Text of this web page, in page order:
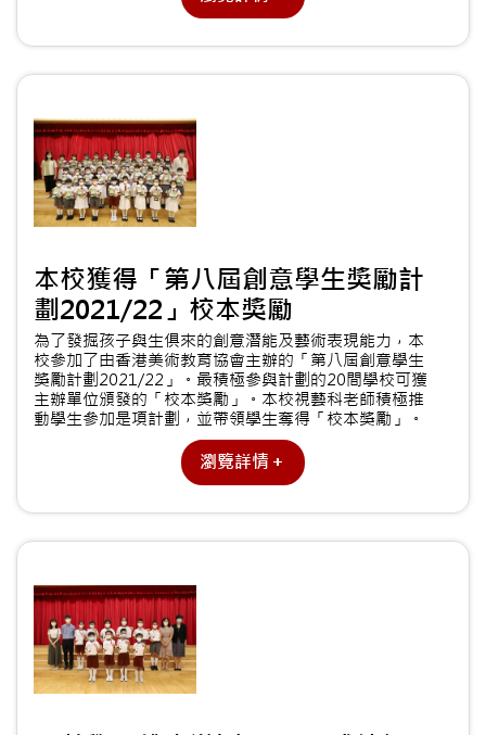
本校獲得「第八屆創意學生獎勵計
劃2021/22」校本獎勵
為了發掘孩子與生俱來的創意潛能及藝術表現能力，本
校參加了由香港美術教育協會主辦的「第八屆創意學生
獎勵計劃2021/22」。最積極參與計劃的20間學校可獲
主辦單位頒發的「校本獎勵」。本校視藝科老師積極推
動學生參加是項計劃，並帶領學生奪得「校本獎勵」。
瀏覽詳情＋